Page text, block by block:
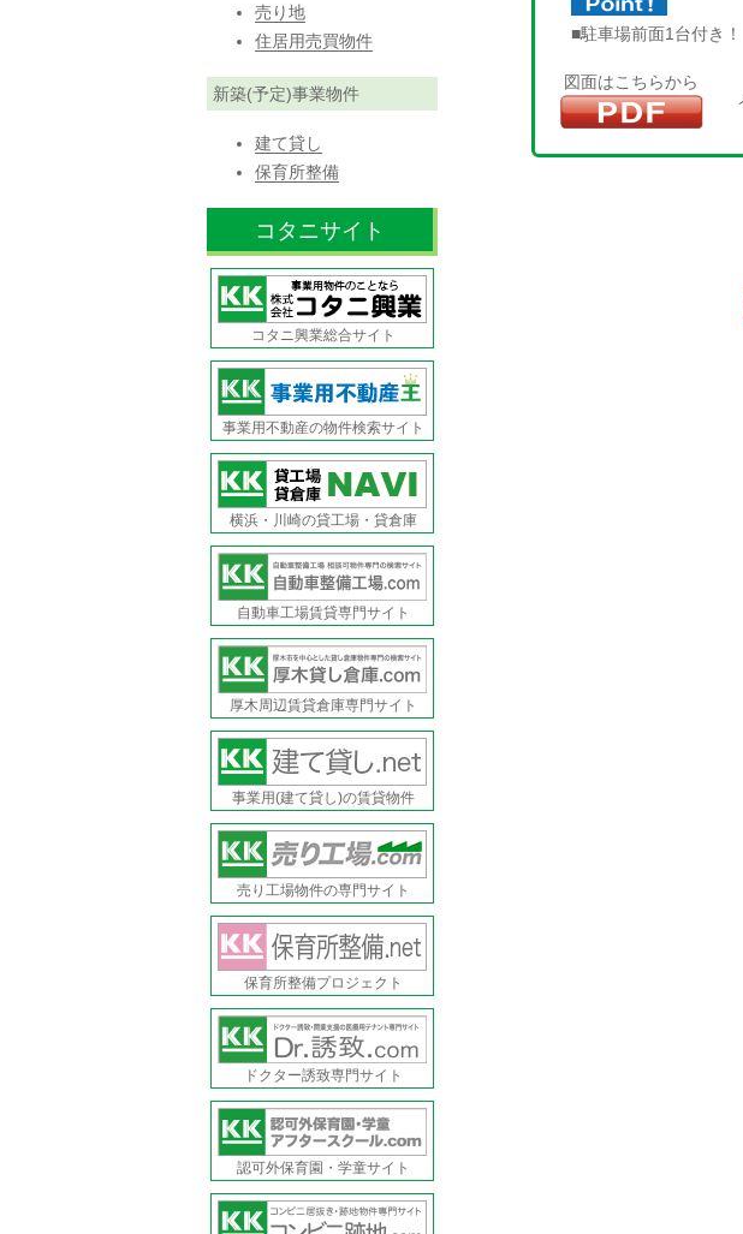
■駐車場前面1台付
図面はこちらから
売り地
住居用売買物件
新築(予定)事業物件
建て貸し
保育所整備
コタニサイト
コタニ興業総合サイト
事業用不動産の物件検索サイト
横浜・川崎の貸工場・貸倉庫
自動車工場賃貸専門サイト
厚木周辺賃貸倉庫専門サイト
事業用(建て貸し)の賃貸物件
売り工場物件の専門サイト
保育所整備プロジェクト
ドクター誘致専門サイト
認可外保育園・学童サイト